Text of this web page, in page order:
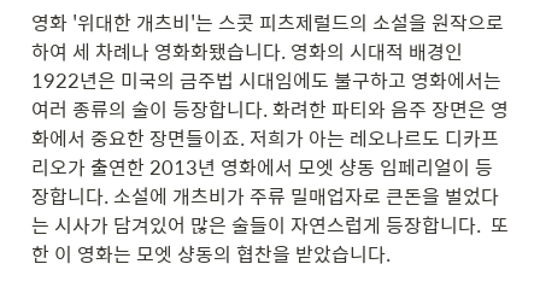
영화 '위대한 개츠비'는 스콧 피츠제럴드의 소설을 원작으로
하여 세 차례나 영화화됐습니다. 영화의 시대적 배경인
1922년은 미국의 금주법 시대임에도 불구하고 영화에서는
여러 종류의 술이 등장합니다. 화려한 파티와 음주 장면은 영
화에서 중요한 장면들이죠. 저희가 아는 레오나르도 디카프
리오가 출연한 2013년 영화에서 모엣 샹동 임페리얼이 등
장합니다. 소설에 개츠비가 주류 밀매업자로 큰돈을 벌었다
는 시사가 담겨있어 많은 술들이 자연스럽게 등장합니다.  또
한 이 영화는 모엣 샹동의 협찬을 받았습니다.